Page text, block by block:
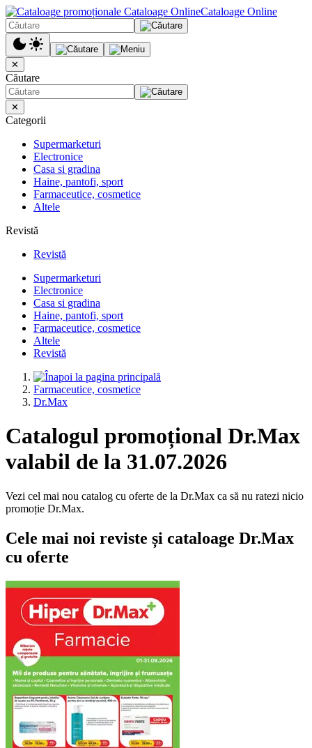
Cataloage Online
✕
Căutare
✕
Categorii
Supermarketuri
Electronice
Casa si gradina
Haine, pantofi, sport
Farmaceutice, cosmetice
Altele
Revistă
Revistă
Supermarketuri
Electronice
Casa si gradina
Haine, pantofi, sport
Farmaceutice, cosmetice
Altele
Revistă
Farmaceutice, cosmetice
Dr.Max
Catalogul promoțional Dr.Max
valabil de la 31.07.2026
Vezi cel mai nou catalog cu oferte de la Dr.Max ca să nu ratezi nicio
promoție Dr.Max.
Cele mai noi reviste și cataloage Dr.Max
cu oferte